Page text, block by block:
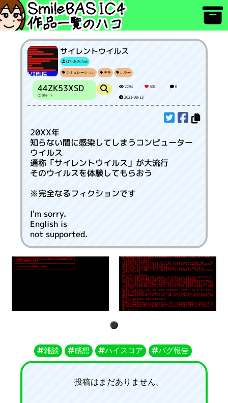
サイレントウイルス
ぱりあみ/Ami
シミュレーション デモ ホラー
44ZK53XSD
(公開キー)
2294 501 0
2021-08-13
20XX年
知らない間に感染してしまうコンピューター
ウイルス
通称「サイレントウイルス」が大流行
そのウイルスを体験してもらおう
※完全なるフィクションです
I'm sorry.
English is
not supported.
1
雑談 感想 ハイスコア バグ報告
投稿はまだありません。